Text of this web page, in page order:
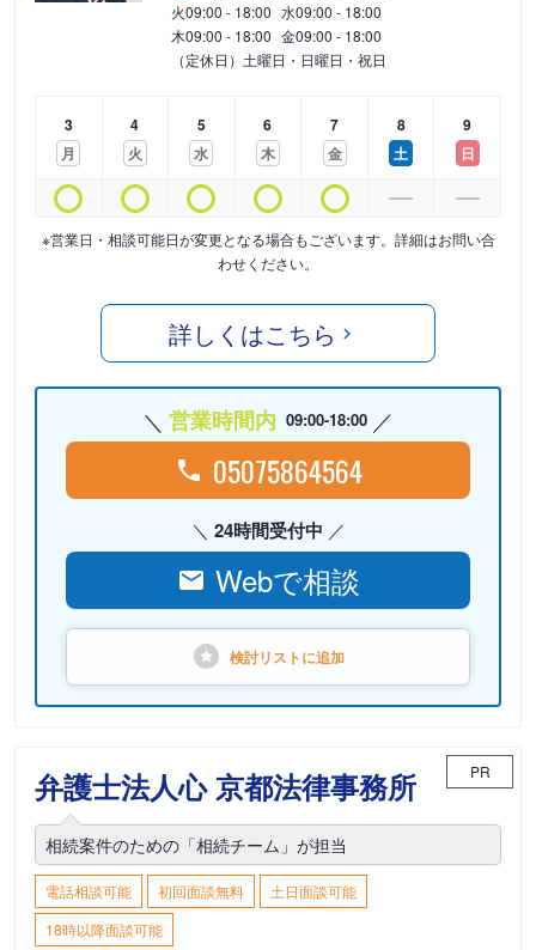
火09:00 - 18:00 水09:00 - 18:00
木09:00 - 18:00 金09:00 - 18:00
（定休日）土曜日・日曜日・祝日
3
月
4
火
5
水
6
木
7
金
8
土
9
日
※営業日・相談可能日が変更となる場合もございます。詳細はお問い合
わせください。
詳しくはこちら
営業時間内 09:00-18:00
05075864564
24時間受付中
Webで相談
検討リストに追加
弁護士法人心 京都法律事務所 PR
相続案件のための「相続チーム」が担当
電話相談可能 初回面談無料
土日面談可能
18時以降面談可能